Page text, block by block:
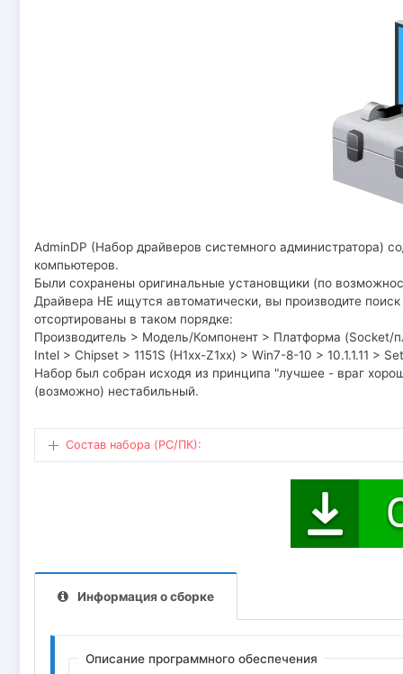
AdminDP (Набор драйверов системного
компьютеров.
Были сохранены оригинальные установщики (по
Драйвера НЕ ищутся автоматически, вы производите
отсортированы в таком порядке:
Производитель > Модель/Компонент > Платформа
Intel > Chipset > 1151S (H1xx-Z1xx) > Win7-8-10 > 10.1.1.11 >
Набор был собран исходя из принципа "лучшее - враг
(возможно) нестабильный.
Состав набора (PC/ПК):
Информация о сборке
Описание программного обеспечения